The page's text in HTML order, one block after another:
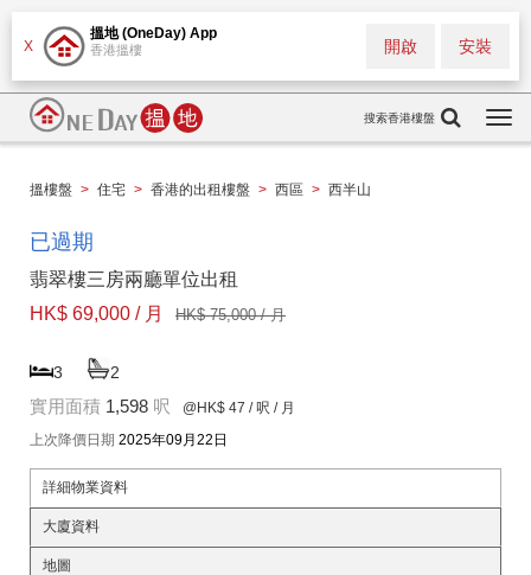
X
搵地 (OneDay) App
香港搵樓 安裝
開啟
搜索香港樓盤
搵樓盤 > 住宅 > 香港的出租樓盤 > 西區 > 西半山
已過期
翡翠樓三房兩廳單位出租
HK$ 69,000 / 月
HK$ 75,000 / 月
3 2
實用面積 1,598 呎 @HK$ 47 / 呎 / 月
上次降價日期 2025年09月22日
詳細物業資料
大廈資料
地圖